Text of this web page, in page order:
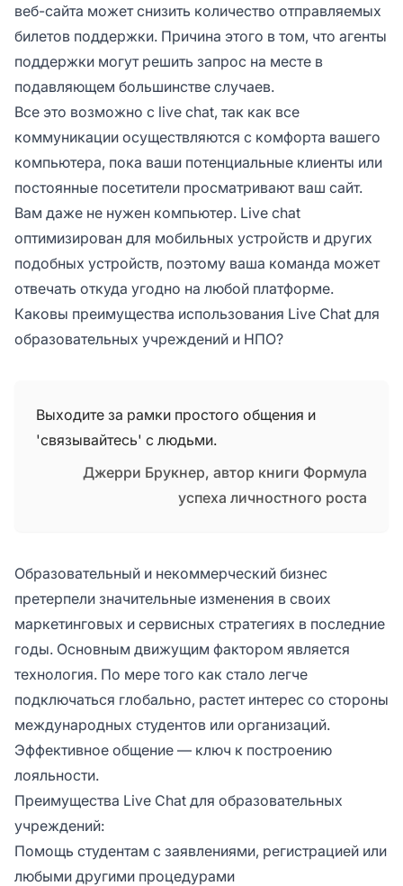
веб-сайта может снизить количество отправляемых
билетов поддержки. Причина этого в том, что агенты
поддержки могут решить запрос на месте в
подавляющем большинстве случаев.
Все это возможно с live chat, так как все
коммуникации осуществляются с комфорта вашего
компьютера, пока ваши потенциальные клиенты или
постоянные посетители просматривают ваш сайт.
Вам даже не нужен компьютер. Live chat
оптимизирован для мобильных устройств и других
подобных устройств, поэтому ваша команда может
отвечать откуда угодно на любой платформе.
Каковы преимущества использования Live Chat для
образовательных учреждений и НПО?
Выходите за рамки простого общения и
'связывайтесь' с людьми.
Джерри Брукнер, автор книги Формула
успеха личностного роста
Образовательный и некоммерческий бизнес
претерпели значительные изменения в своих
маркетинговых и сервисных стратегиях в последние
годы. Основным движущим фактором является
технология. По мере того как стало легче
подключаться глобально, растет интерес со стороны
международных студентов или организаций.
Эффективное общение — ключ к построению
лояльности.
Преимущества Live Chat для образовательных
учреждений:
Помощь студентам с заявлениями, регистрацией или
любыми другими процедурами